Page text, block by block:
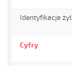
Identyfikacja żył
Cyfry